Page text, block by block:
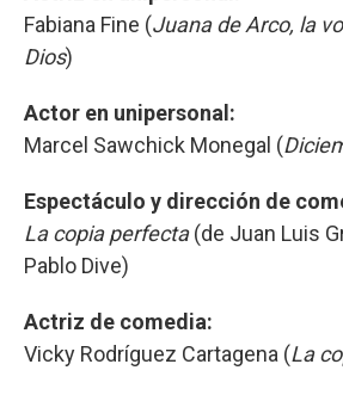
Fabiana Fine (Juana de Arco, la
Dios)
Actor en unipersonal:
Marcel Sawchick Monegal (
Espectáculo y dirección de
La copia perfecta(de Juan Luis
Pablo Dive)
Actriz de comedia:
Vicky Rodríguez Cartagena (La